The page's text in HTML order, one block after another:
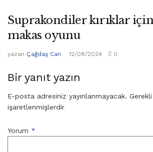
Suprakondiler kırıklar için
makas oyunu
yazan Çağdaş Can 12/08/2024 0
Bir yanıt yazın
E-posta adresiniz yayınlanmayacak.
işaretlenmişlerdir
Yorum *